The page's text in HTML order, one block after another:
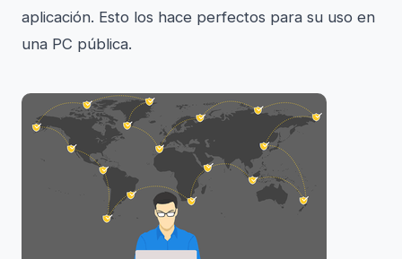
aplicación. Esto los hace perfectos para su uso en
una PC pública.